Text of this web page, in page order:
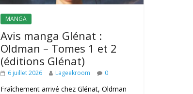
MANGA
Avis manga Glénat :
Oldman – Tomes 1 et 2
(éditions Glénat)
6 juillet 2026 Lageekroom 0
Fraîchement arrivé chez Glénat, Oldman